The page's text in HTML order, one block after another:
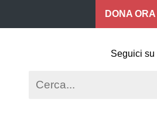
DONA ORA
Seguici su